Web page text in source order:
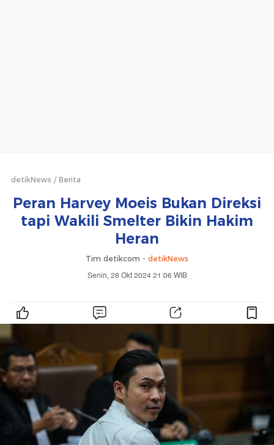
detikNews Berita
Peran Harvey Moeis Bukan Direksi
tapi Wakili Smelter Bikin Hakim
Heran
Tim detikcom - detikNews
Senin, 28 Okt 2024 21:06 WIB